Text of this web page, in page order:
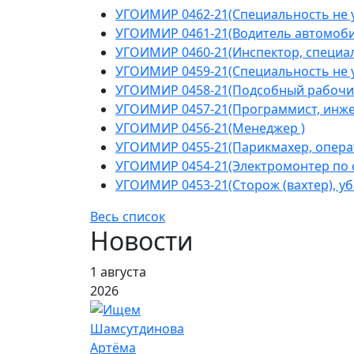
УГОИМИР 0462-21(Специальность не
УГОИМИР 0461-21(Водитель
УГОИМИР 0460-21(Инспектор,
УГОИМИР 0459-21(Специальность не
УГОИМИР 0458-21(Подсобный
УГОИМИР 0457-21(Программист,
УГОИМИР 0456-21(Менеджер )
УГОИМИР 0455-21(Парикмахер,
УГОИМИР 0454-21(Электромонтер по
УГОИМИР 0453-21(Сторож (вахтер),
Весь список
Новости
1 августа
2026